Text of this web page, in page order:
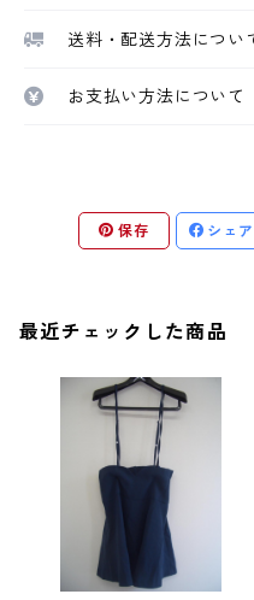
送料・配送方法につい
お支払い方法について
保存 シェア
最近チェックした商品